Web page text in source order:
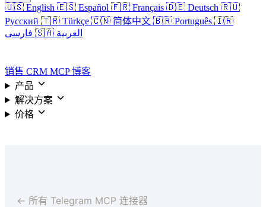
🇺🇸 English 🇪🇸 Español 🇫🇷 Français 🇩🇪 Deutsch 🇷🇺
Русский 🇹🇷 Türkçe 🇨🇳 简体中文 🇧🇷 Português 🇮🇷
🇸🇦 العربية
销售 CRM MCP博客
产品
解决方案
价格
← 所有 Telegram MCP 连接器